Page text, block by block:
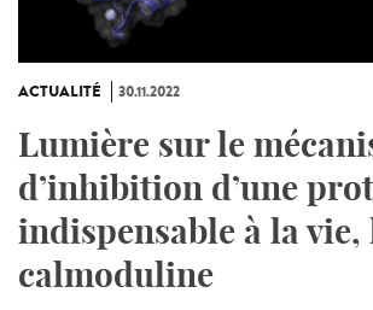
ACTUALITÉ 30.11.2022
Lumière sur le
d’inhibition d’une
indispensable à la vie,
calmoduline